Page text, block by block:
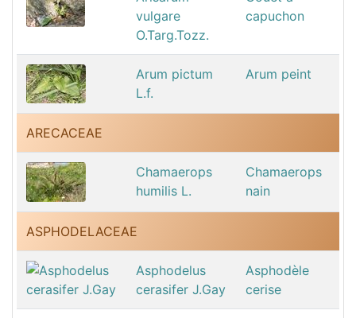
vulgare
O.Targ.Tozz.
capuchon
Arum pictum
L.f.
Arum peint
ARECACEAE
Chamaerops
humilis L.
Chamaerops
nain
ASPHODELACEAE
Asphodelus
cerasifer J.Gay
Asphodèle
cerise